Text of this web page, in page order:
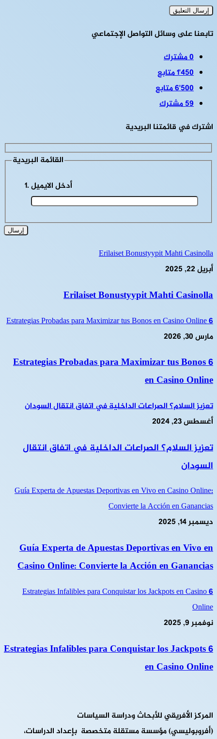
تابعنا على وسائل التواصل الإجتماعي
0مشترك
1٬450متابع
6٬500متابع
59مشترك
اشترك في قائمتنا البريدية
القائمة البريدية
Erilaiset Bonustyypit Mahti Casinolla
أبريل 22, 2025
Erilaiset Bonustyypit Mahti Casinolla
6 Estrategias Probadas para Maximizar tus Bonos en Casino Online
مارس 30, 2026
6 Estrategias Probadas para Maximizar tus Bonos
en Casino Online
تعزيز السلام؟ الصراعات الداخلية في اتفاق انتقال السودان
أغسطس 23, 2024
تعزيز السلام؟ الصراعات الداخلية في اتفاق انتقال
السودان
Guía Experta de Apuestas Deportivas en Vivo en Casino Online:
Convierte la Acción en Ganancias
ديسمبر 14, 2025
Guía Experta de Apuestas Deportivas en Vivo en
Casino Online: Convierte la Acción en Ganancias
6 Estrategias Infalibles para Conquistar los Jackpots en Casino
Online
نوفمبر 9, 2025
6 Estrategias Infalibles para Conquistar los Jackpots
en Casino Online
المركز الأفريقي للأبحاث ودراسة السياسات
(أفروبوليسي) مؤسسة مستقلة متخصصة بإعداد الدراسات،